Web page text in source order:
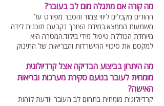
מה קורה אם מתגלה מום לב בעובר?
ההורים מקבלים ליווי צמוד והסבר מפורט על
משמעות הממצא.במידת הצורך נקבעת תוכנית לידה
מיוחדת הכוללת טיפול מידי בילוד.המטרה היא
למקסם את סיכויי ההישרדות והבריאות של התינוק.
מה היתרון בביצוע הבדיקה אצל קרדיולוגית
מומחית לעובר בנועם סקירת מערכות ובריאות
האישה?
קרדיולוגית מומחית בתחום לב העובר יודעת לזהות